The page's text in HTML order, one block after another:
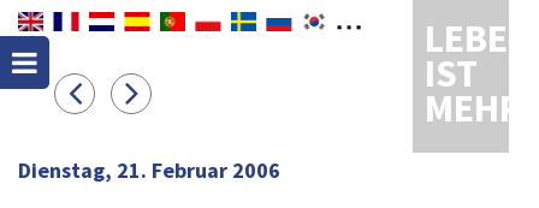
LEBEN
IST
MEHR
Dienstag, 21. Februar 2006